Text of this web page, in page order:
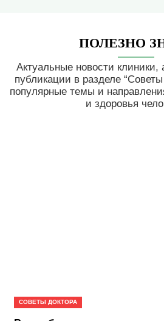
ПОЛЕЗНО
Актуальные новости клиники,
публикации в разделе
популярные темы и
и здоровья
СОВЕТЫ ДОКТОРА